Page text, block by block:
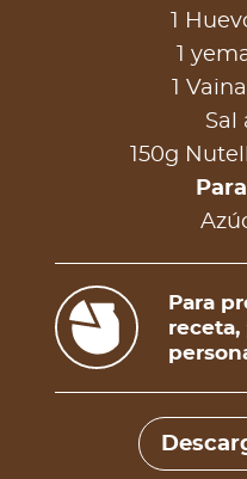
1
1
1
Sal
150g
Para
receta,